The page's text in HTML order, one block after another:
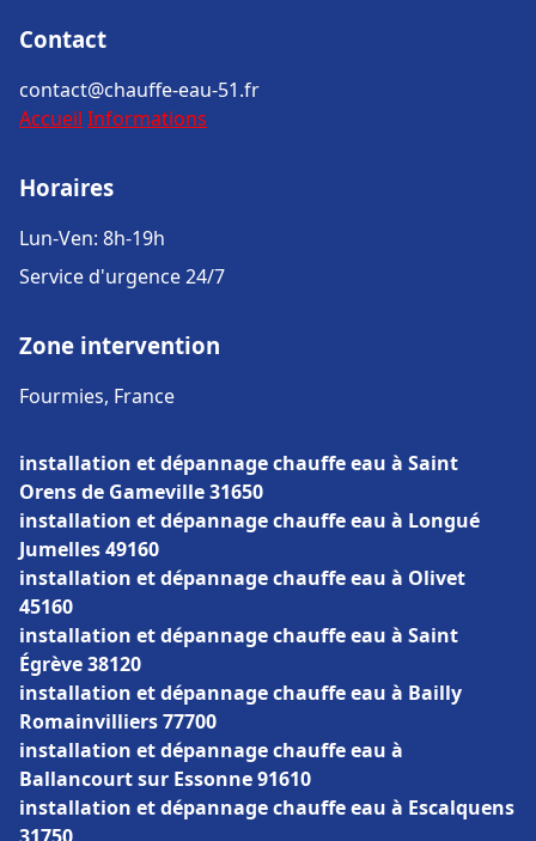
Contact
contact@chauffe-eau-51.fr
Accueil Informations
Horaires
Lun-Ven: 8h-19h
Service d'urgence 24/7
Zone intervention
Fourmies, France
installation et dépannage chauffe eau à Saint
Orens de Gameville 31650
installation et dépannage chauffe eau à Longué
Jumelles 49160
installation et dépannage chauffe eau à Olivet
45160
installation et dépannage chauffe eau à Saint
Égrève 38120
installation et dépannage chauffe eau à Bailly
Romainvilliers 77700
installation et dépannage chauffe eau à
Ballancourt sur Essonne 91610
installation et dépannage chauffe eau à Escalquens